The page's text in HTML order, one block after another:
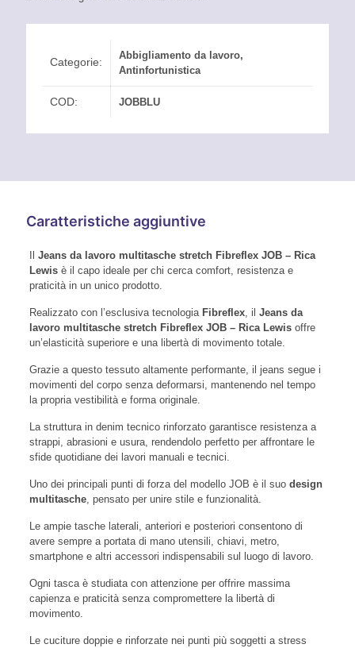
Categorie:
Abbigliamento da lavoro,
Antinfortunistica
COD: JOBBLU
Caratteristiche aggiuntive
Jeans da lavoro multitasche stretch Fibreflex JOB – Rica
Lewisè il capo ideale per chi cerca comfort, resistenza e
praticità in un unico prodotto.
Realizzato con l’esclusiva tecnologia Fibreflex, il Jeans da
lavoro multitasche stretch Fibreflex JOB – Rica Lewis offre
un’elasticità superiore e una libertà di movimento totale.
Grazie a questo tessuto altamente performante, il jeans segue i
movimenti del corpo senza deformarsi, mantenendo nel tempo
la propria vestibilità e forma originale.
La struttura in denim tecnico rinforzato garantisce resistenza a
strappi, abrasioni e usura, rendendolo perfetto per affrontare le
sfide quotidiane dei lavori manuali e tecnici.
Uno dei principali punti di forza del modello JOB è il suo design
multitasche, pensato per unire stile e funzionalità.
Le ampie tasche laterali, anteriori e posteriori consentono di
avere sempre a portata di mano utensili, chiavi, metro,
smartphone e altri accessori indispensabili sul luogo di lavoro.
Ogni tasca è studiata con attenzione per offrire massima
capienza e praticità senza compromettere la libertà di
movimento.
Le cuciture doppie e rinforzate nei punti più soggetti a stress